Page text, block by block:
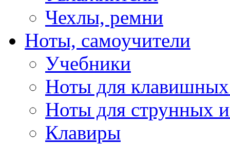
Чехлы, ремни
Ноты, самоучители
Учебники
Ноты для клавишных
Ноты для струнных
Клавиры